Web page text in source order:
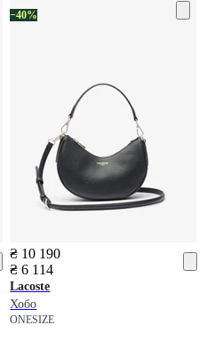
−40%
₴ 10 190
₴ 6 114
Lacoste
Хобо
ONESIZE